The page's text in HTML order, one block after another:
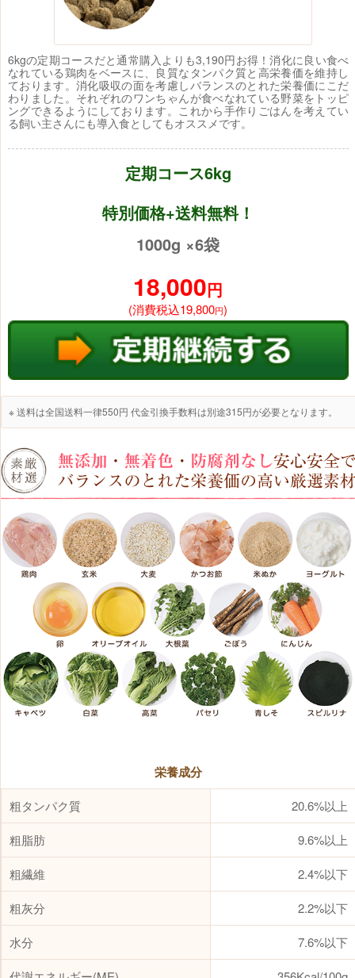
6kgの定期コースだと通常購入よりも3,190円お得！消化に良い食べ
なれている鶏肉をベースに、良質なタンパク質と高栄養価を維持し
ております。消化吸収の面を考慮しバランスのとれた栄養価にこだ
わりました。それぞれのワンちゃんが食べなれている野菜をトッピ
ングできるようにしております。これから手作りごはんを考えてい
る飼い主さんにも導入食としてもオススメです。
定期コース6kg
特別価格+送料無料！
1000g ×6袋
18,000円
(消費税込19,800円)
※ 送料は全国送料一律550円 代金引換手数料は別途315円が必要となります。
栄養成分
粗タンパク質 20.6%以上
粗脂肪 9.6%以上
粗繊維 2.4%以下
粗灰分 2.2%以下
水分 7.6%以下